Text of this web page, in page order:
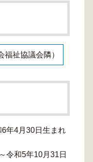
福祉協議会隣）
年4月30日生まれ
令和5年10月31日